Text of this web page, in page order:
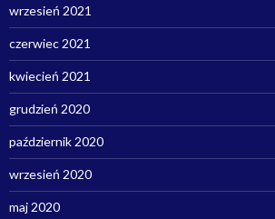
wrzesień 2021
czerwiec 2021
kwiecień 2021
grudzień 2020
październik 2020
wrzesień 2020
maj 2020